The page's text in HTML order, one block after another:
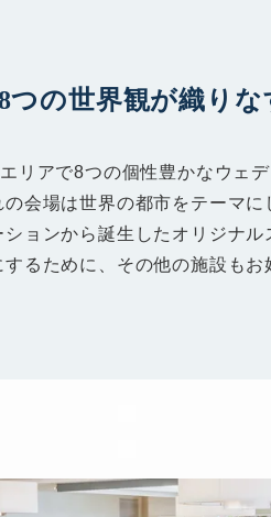
つの世界観が織りな
リアで8つの個性豊かなウェ
の会場は世界の都市をテーマに
ョンから誕生したオリジナル
るために、その他の施設もお